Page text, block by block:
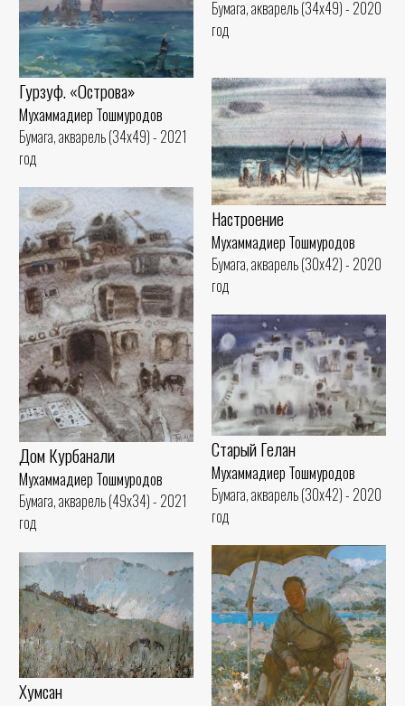
Бумага, акварель (34x49) - 2020
год
Гурзуф. «Острова»
Мухаммадиер Тошмуродов
Бумага, акварель (34x49) - 2021
год
Настроение
Мухаммадиер Тошмуродов
Бумага, акварель (30x42) - 2020
год
Дом Курбанали
Мухаммадиер Тошмуродов
Бумага, акварель (49x34) - 2021
год
Старый Гелан
Мухаммадиер Тошмуродов
Бумага, акварель (30x42) - 2020
год
Хумсан